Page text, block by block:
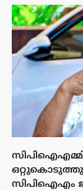
സിപിഐഎം